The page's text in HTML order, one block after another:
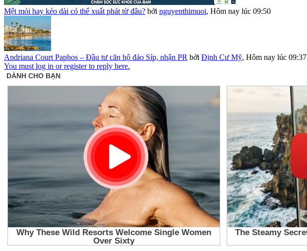
Mệt mỏi hay kéo dài có thể xuất phát từ đâu? bởi nguyenthimuoi, Hôm nay lúc 09:50
Andriana Court Paphos – Đầu tư căn hộ đảo Síp, nhận PR bởi Định Cư Mỹ, Hôm nay lúc 09:37
You must log in or register to reply here.